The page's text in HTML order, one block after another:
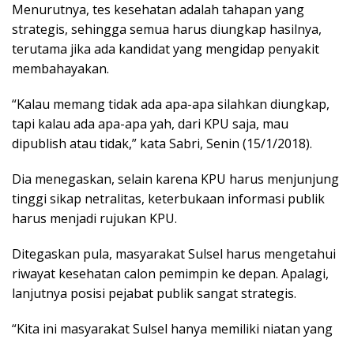
Menurutnya, tes kesehatan adalah tahapan yang
strategis, sehingga semua harus diungkap hasilnya,
terutama jika ada kandidat yang mengidap penyakit
membahayakan.
“Kalau memang tidak ada apa-apa silahkan diungkap,
tapi kalau ada apa-apa yah, dari KPU saja, mau
dipublish atau tidak,” kata Sabri, Senin (15/1/2018).
Dia menegaskan, selain karena KPU harus menjunjung
tinggi sikap netralitas, keterbukaan informasi publik
harus menjadi rujukan KPU.
Ditegaskan pula, masyarakat Sulsel harus mengetahui
riwayat kesehatan calon pemimpin ke depan. Apalagi,
lanjutnya posisi pejabat publik sangat strategis.
“Kita ini masyarakat Sulsel hanya memiliki niatan yang